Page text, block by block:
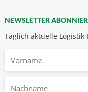
NEWSLETTER
Täglich aktuelle
Vorname
Nachname